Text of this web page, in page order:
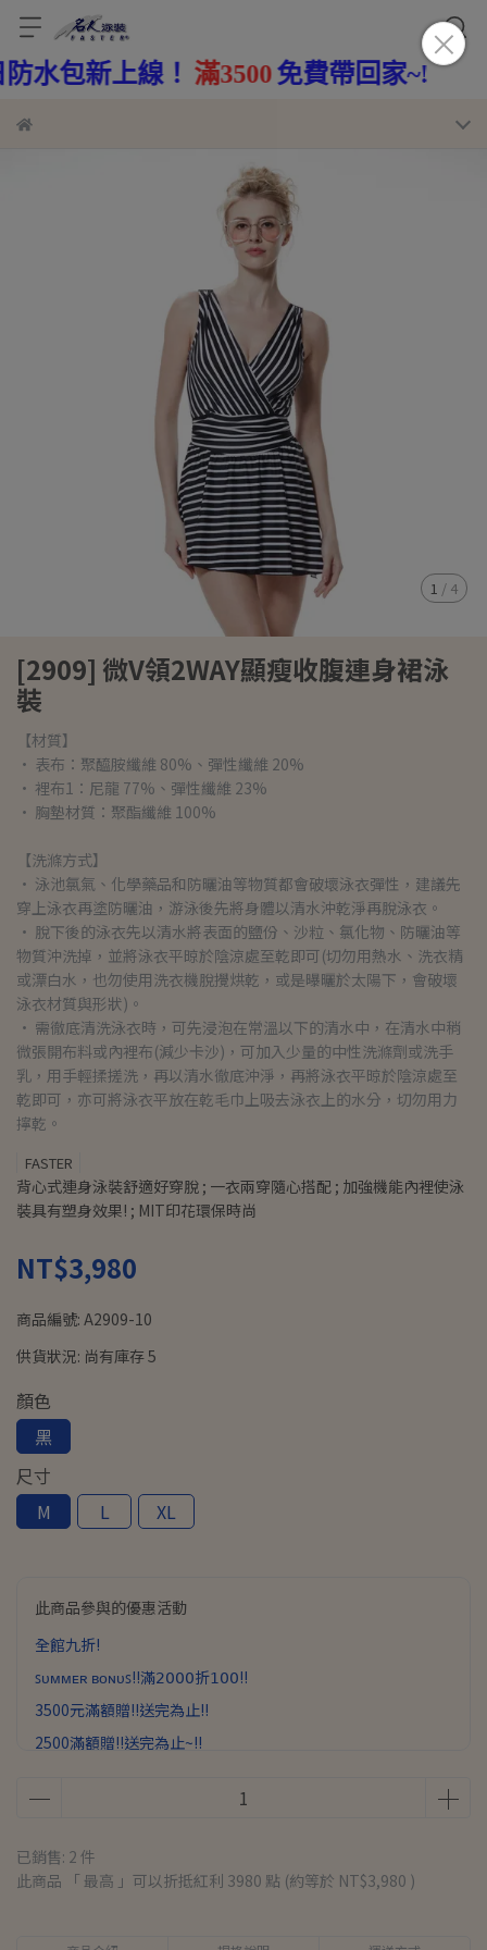
滿3500免費帶回家~!
1 / 4
[2909] 微V領2WAY顯瘦收腹連身裙泳
裝
【材質】
• 表布：聚醯胺纖維 80%、彈性纖維 20%
• 裡布1：尼龍 77%、彈性纖維 23%
• 胸墊材質：聚酯纖維 100%
【洗滌方式】
• 泳池氯氣、化學藥品和防曬油等物質都會破壞泳衣彈性，建議先
穿上泳衣再塗防曬油，游泳後先將身體以清水沖乾淨再脫泳衣。
• 脫下後的泳衣先以清水將表面的鹽份、沙粒、氯化物、防曬油等
物質沖洗掉，並將泳衣平晾於陰涼處至乾即可(切勿用熱水、洗衣精
或漂白水，也勿使用洗衣機脫攪烘乾，或是曝曬於太陽下，會破壞
泳衣材質與形狀)。
• 需徹底清洗泳衣時，可先浸泡在常溫以下的清水中，在清水中稍
微張開布料或內裡布(減少卡沙)，可加入少量的中性洗滌劑或洗手
乳，用手輕揉搓洗，再以清水徹底沖淨，再將泳衣平晾於陰涼處至
乾即可，亦可將泳衣平放在乾毛巾上吸去泳衣上的水分，切勿用力
擰乾。
FASTER
背心式連身泳裝舒適好穿脫 ; 一衣兩穿隨心搭配 ; 加強機能內裡使泳
裝具有塑身效果! ; MIT印花環保時尚
NT$3,980
商品編號: A2909-10
供貨狀況: 尚有庫存 5
顏色
黑
尺寸
M
L XL
此商品參與的優惠活動
全館九折!
ꜱᴜᴍᴍᴇʀ ʙᴏɴᴜꜱ!!滿𝟤𝟢𝟢𝟢折𝟣𝟢𝟢!!
3500元滿額贈!!送完為止!!
2500滿額贈!!送完為止~!!
已銷售: 2 件
此商品 「 最高 」可以折抵紅利 3980 點 (約等於 NT$3,980 )